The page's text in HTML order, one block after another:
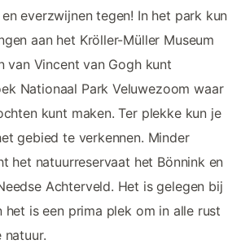
everzwijnen tegen! In het park kun
aan het Kröller-Müller Museum
van Vincent van Gogh kunt
Nationaal Park Veluwezoom waar
kunt maken. Ter plekke kun je
gebied te verkennen. Minder
het natuurreservaat het Bönnink en
Achterveld. Het is gelegen bij
het is een prima plek om in alle rust
natuur.